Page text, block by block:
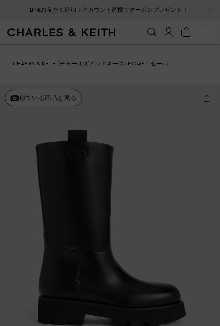
LINEお友だち追加＋アカウント連携でクーポンプレゼント！
CHARLES & KEITH (チャールズアンドキース) HOME
セール
似ている商品を見る